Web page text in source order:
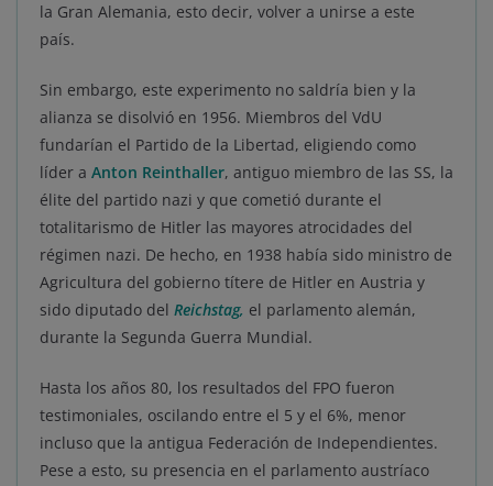
la Gran Alemania, esto decir, volver a unirse a este
país.
Sin embargo, este experimento no saldría bien y la
alianza se disolvió en 1956. Miembros del VdU
fundarían el Partido de la Libertad, eligiendo como
líder a Anton Reinthaller, antiguo miembro de las SS, la
élite del partido nazi y que cometió durante el
totalitarismo de Hitler las mayores atrocidades del
régimen nazi. De hecho, en 1938 había sido ministro de
Agricultura del gobierno títere de Hitler en Austria y
sido diputado del Reichstag, el parlamento alemán,
durante la Segunda Guerra Mundial.
Hasta los años 80, los resultados del FPO fueron
testimoniales, oscilando entre el 5 y el 6%, menor
incluso que la antigua Federación de Independientes.
Pese a esto, su presencia en el parlamento austríaco